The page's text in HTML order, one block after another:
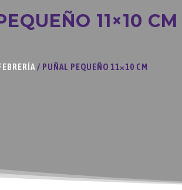
11×10 CM
/ PUÑAL PEQUEÑO 11×10 CM